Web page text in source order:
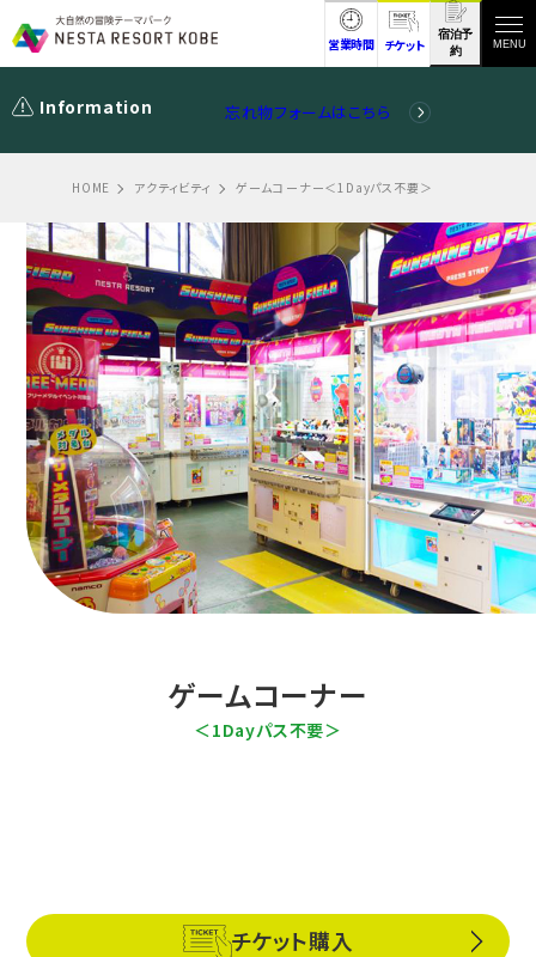
営業時間 チケット
宿泊予
約
MENU
Information 忘れ物フォームはこちら
HOME アクティビティ ゲームコーナー＜1Dayパス不要＞
ゲームコーナー
＜1Dayパス不要＞
チケット購入